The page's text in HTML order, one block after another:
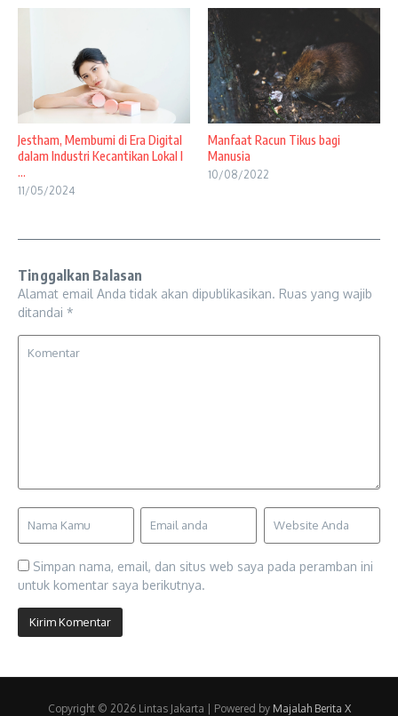
Jestham, Membumi di Era Digital
dalam Industri Kecantikan Lokal I
...
11/05/2024
Manfaat Racun Tikus bagi
Manusia
10/08/2022
Tinggalkan Balasan
Alamat email Anda tidak akan dipublikasikan. Ruas yang wajib
ditandai *
Simpan nama, email, dan situs web saya pada peramban ini
untuk komentar saya berikutnya.
Copyright © 2026 Lintas Jakarta | Powered by Majalah Berita X